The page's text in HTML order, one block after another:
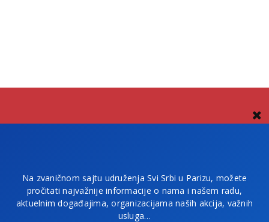
Na zvaničnom sajtu udruženja Svi Srbi u Parizu, možete
pročitati najvažnije informacije o nama i našem radu,
aktuelnim događajima, organizacijama naših akcija, važnih
usluga…